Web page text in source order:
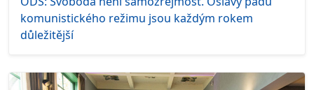
komunistického režimu jsou každým rokem
důležitější